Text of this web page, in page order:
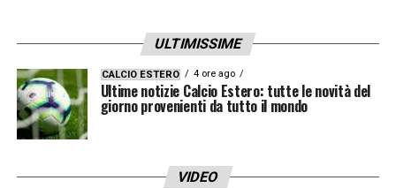
proietta il film in una nuova dimensione
quello dello sport in un mix esplosivo. Dopo
aver dominato i campi da calcio di tutto il
mondo, CR7 è pronto a lasciare il segno
anche sul set. Resta solo da scoprire se lo
ULTIMISSIME
CALCIO ESTERO 4 ore ago
Ultime notizie Calcio Estero: tutte le novità del
giorno provenienti da tutto il mondo
VIDEO